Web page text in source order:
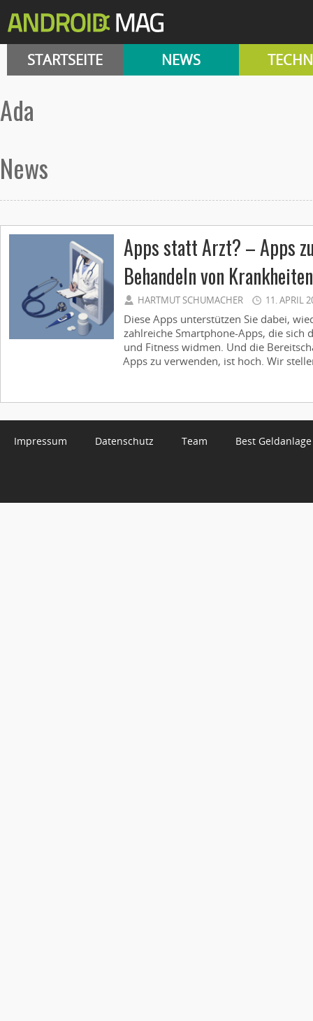
STARTSEITE NEWS
ada
News
Apps statt Arzt? – Apps
Behandeln von Krankheiten
HARTMUT SCHUMACHER 11. APRIL
Diese Apps unterstützen Sie dabei,
zahlreiche Smartphone-Apps, die sich
und Fitness widmen. Und die
Apps zu verwenden, ist hoch. Wir
Impressum Datenschutz Team Best Geldanlage